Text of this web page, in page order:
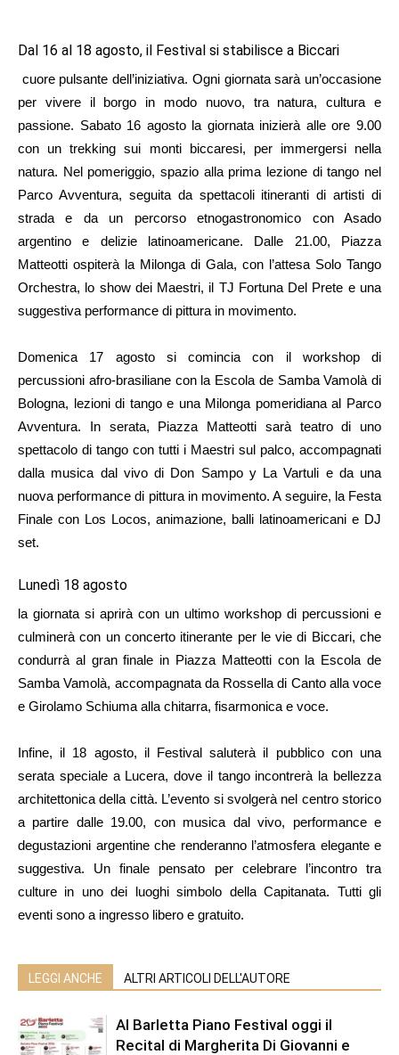
Dal 16 al 18 agosto, il Festival si stabilisce a Biccari
cuore pulsante dell’iniziativa. Ogni giornata sarà un’occasione
per vivere il borgo in modo nuovo, tra natura, cultura e
passione. Sabato 16 agosto la giornata inizierà alle ore 9.00
con un trekking sui monti biccaresi, per immergersi nella
natura. Nel pomeriggio, spazio alla prima lezione di tango nel
Parco Avventura, seguita da spettacoli itineranti di artisti di
strada e da un percorso etnogastronomico con Asado
argentino e delizie latinoamericane. Dalle 21.00, Piazza
Matteotti ospiterà la Milonga di Gala, con l’attesa Solo Tango
Orchestra, lo show dei Maestri, il TJ Fortuna Del Prete e una
suggestiva performance di pittura in movimento.
Domenica 17 agosto si comincia con il workshop di
percussioni afro-brasiliane con la Escola de Samba Vamolà di
Bologna, lezioni di tango e una Milonga pomeridiana al Parco
Avventura. In serata, Piazza Matteotti sarà teatro di uno
spettacolo di tango con tutti i Maestri sul palco, accompagnati
dalla musica dal vivo di Don Sampo y La Vartuli e da una
nuova performance di pittura in movimento. A seguire, la Festa
Finale con Los Locos, animazione, balli latinoamericani e DJ
set.
Lunedì 18 agosto
la giornata si aprirà con un ultimo workshop di percussioni e
culminerà con un concerto itinerante per le vie di Biccari, che
condurrà al gran finale in Piazza Matteotti con la Escola de
Samba Vamolà, accompagnata da Rossella di Canto alla voce
e Girolamo Schiuma alla chitarra, fisarmonica e voce.
Infine, il 18 agosto, il Festival saluterà il pubblico con una
serata speciale a Lucera, dove il tango incontrerà la bellezza
architettonica della città. L’evento si svolgerà nel centro storico
a partire dalle 19.00, con musica dal vivo, performance e
degustazioni argentine che renderanno l’atmosfera elegante e
suggestiva. Un finale pensato per celebrare l’incontro tra
culture in uno dei luoghi simbolo della Capitanata. Tutti gli
eventi sono a ingresso libero e gratuito.
LEGGI ANCHE ALTRI ARTICOLI DELL'AUTORE
Al Barletta Piano Festival oggi il
Recital di Margherita Di Giovanni e